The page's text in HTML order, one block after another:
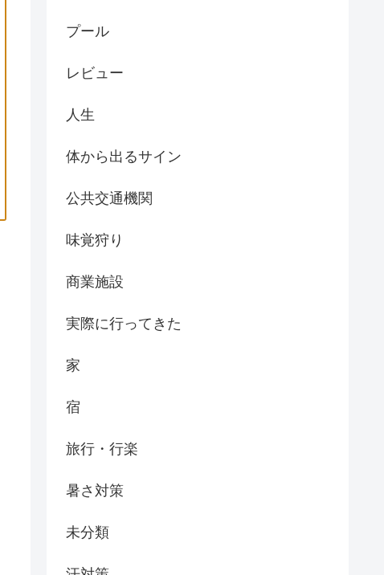
プール
レビュー
人生
体から出るサイン
公共交通機関
味覚狩り
商業施設
実際に行ってきた
家
宿
旅行・行楽
暑さ対策
未分類